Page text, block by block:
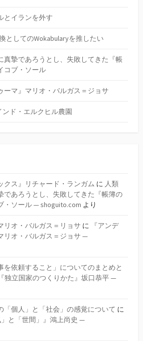
とイランを外す
としてのWokabularyを推したい
真摯であろうとし、失敗してきた『帳
コブ・ソール
ーマ』マリオ・バルガス＝ジョサ
ド・エルクヒル農園
クス』リチャード・ランガム に 人類
であろうとし、失敗してきた『帳簿の
・ソール — shoguito.com より
リオ・バルガス＝リョサ に
『アンデ
リオ・バルガス＝ジョサ —
を依頼すること」についてのまとめと
独立国家のつくりかた』坂口恭平 —
「個人」と「社会」の感覚について に
と「世間」』鴻上尚史 —